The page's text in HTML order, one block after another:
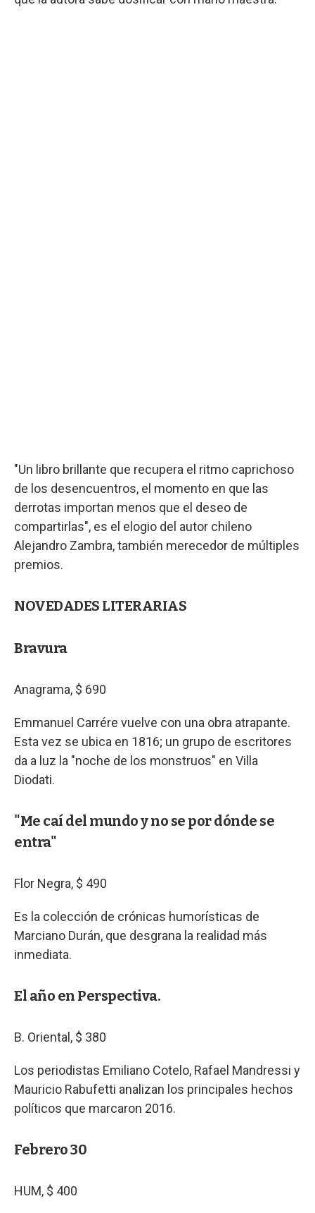
"Un libro brillante que recupera el ritmo caprichoso
de los desencuentros, el momento en que las
derrotas importan menos que el deseo de
compartirlas", es el elogio del autor chileno
Alejandro Zambra, también merecedor de múltiples
premios.
NOVEDADES LITERARIAS
Bravura
Anagrama, $ 690
Emmanuel Carrére vuelve con una obra atrapante.
Esta vez se ubica en 1816; un grupo de escritores
da a luz la "noche de los monstruos" en Villa
Diodati.
"Me caí del mundo y no se por dónde se
entra"
Flor Negra, $ 490
Es la colección de crónicas humorísticas de
Marciano Durán, que desgrana la realidad más
inmediata.
El año en Perspectiva.
B. Oriental, $ 380
Los periodistas Emiliano Cotelo, Rafael Mandressi y
Mauricio Rabufetti analizan los principales hechos
políticos que marcaron 2016.
Febrero 30
HUM, $ 400